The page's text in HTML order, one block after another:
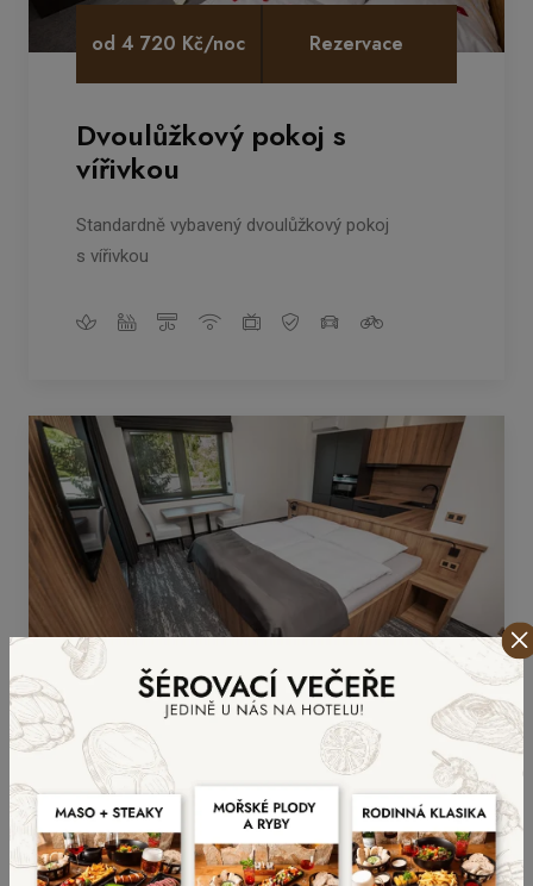
od 4 720 Kč/noc Rezervace
Dvoulůžkový pokoj s
vířivkou
Standardně vybavený dvoulůžkový pokoj
s vířivkou
od 5 900 Kč/noc Rezervovat
Apartmán se dvěma pokoji,
kuchyňskou linkou a
balkonem